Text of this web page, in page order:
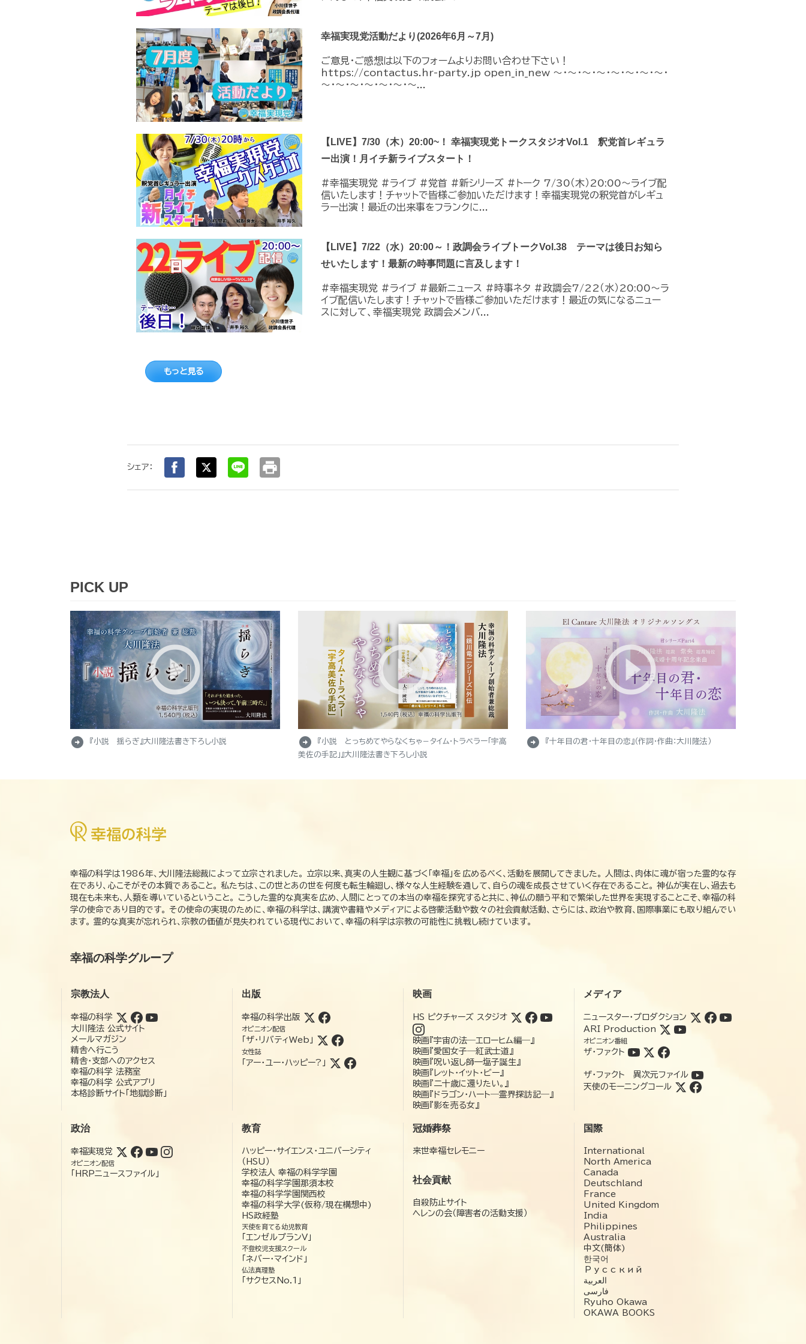
幸福実現党活動だより(2026年6月～7月)
ご意見・ご感想は以下のフォームよりお問い合わせ下さい！
https://contactus.hr-party.jp open_in_new ～・～・～・～・～・～・～・～・
～・～・～・～・～・～・～...
【LIVE】7/30（木）20:00~！ 幸福実現党トークスタジオVol.1 釈党首レギュラ
ー出演！月イチ新ライブスタート！
#幸福実現党 #ライブ #党首 #新シリーズ #トーク 7/30（木）20:00～ライブ配
信いたします！チャットで皆様ご参加いただけます！幸福実現党の釈党首がレギュ
ラー出演！最近の出来事をフランクに...
【LIVE】7/22（水）20:00～！政調会ライブトークVol.38 テーマは後日お知ら
せいたします！最新の時事問題に言及します！
#幸福実現党 #ライブ #最新ニュース #時事ネタ #政調会7/22（水）20:00～ラ
イブ配信いたします！チャットで皆様ご参加いただけます！最近の気になるニュー
スに対して、幸福実現党 政調会メンバ...
もっと見る
シェア： print
PICK UP
arrow_circle_right 『小説 揺らぎ』大川隆法書き下ろし小説 arrow_circle_right
『小説 とっちめてやらなくちゃ－タイム・トラベラー「宇高
美佐の手記」』大川隆法書き下ろし小説
arrow_circle_right 『十年目の君・十年目の恋』（作詞・作曲：大川隆法）
幸福の科学は1986年、大川隆法総裁によって立宗されました。 立宗以来、真実の人生観に基づく「幸福」を広めるべく、活動を展開してきました。 人間は、肉体に魂が宿った霊的な存
在であり、心こそがその本質であること。 私たちは、この世とあの世を何度も転生輪廻し、様々な人生経験を通して、自らの魂を成長させていく存在であること。 神仏が実在し、過去も
現在も未来も、人類を導いているということ。 こうした霊的な真実を広め、人間にとっての本当の幸福を探究すると共に、神仏の願う平和で繁栄した世界を実現することこそ、幸福の科
学の使命であり目的です。 その使命の実現のために、幸福の科学は、講演や書籍やメディアによる啓蒙活動や数々の社会貢献活動、さらには、政治や教育、国際事業にも取り組んでい
ます。 霊的な真実が忘れられ、宗教の価値が見失われている現代において、幸福の科学は宗教の可能性に挑戦し続けています。
幸福の科学グループ
宗教法人
幸福の科学
大川隆法 公式サイト
メールマガジン
精舎へ行こう
精舎・支部へのアクセス
幸福の科学 法務室
幸福の科学 公式アプリ
本格診断サイト「地獄診断」
出版
幸福の科学出版
オピニオン配信
「ザ・リバティWeb」
女性誌
「アー・ユー・ハッピー?」
映画
HS ピクチャーズ スタジオ
映画『宇宙の法―エローヒム編―』
映画『愛国女子―紅武士道』
映画『呪い返し師—塩子誕生』
映画『レット・イット・ビー』
映画『二十歳に還りたい。』
映画『ドラゴン・ハート―霊界探訪記―』
映画『影を売る女』
メディア
ニュースター・プロダクション
ARI Production
オピニオン番組
ザ・ファクト
ザ・ファクト 異次元ファイル
天使のモーニングコール
政治
幸福実現党
オピニオン配信
「HRPニュースファイル」
教育
ハッピー・サイエンス・ユニバーシティ
（HSU）
学校法人 幸福の科学学園
幸福の科学学園那須本校
幸福の科学学園関西校
幸福の科学大学(仮称/現在構想中)
HS政経塾
天使を育てる幼児教育
「エンゼルプランV」
不登校児支援スクール
「ネバー・マインド」
仏法真理塾
「サクセスNo.1」
冠婚葬祭
来世幸福セレモニー
社会貢献
自殺防止サイト
ヘレンの会（障害者の活動支援）
国際
International
North America
Canada
Deutschland
France
United Kingdom
India
Philippines
Australia
中文(簡体)
한국어
Русский
العربية‏
فارسی
Ryuho Okawa
OKAWA BOOKS